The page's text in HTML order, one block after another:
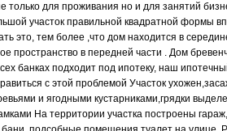
только для проживания но и для занятий
участок правильной квадратной формы
это, тем более ,что дом находится в
пространство в передней части . Дом
банках подходит под ипотеку, наш
с этой проблемой Участок
и ягодными кустарниками,грядки
На территории участка построены